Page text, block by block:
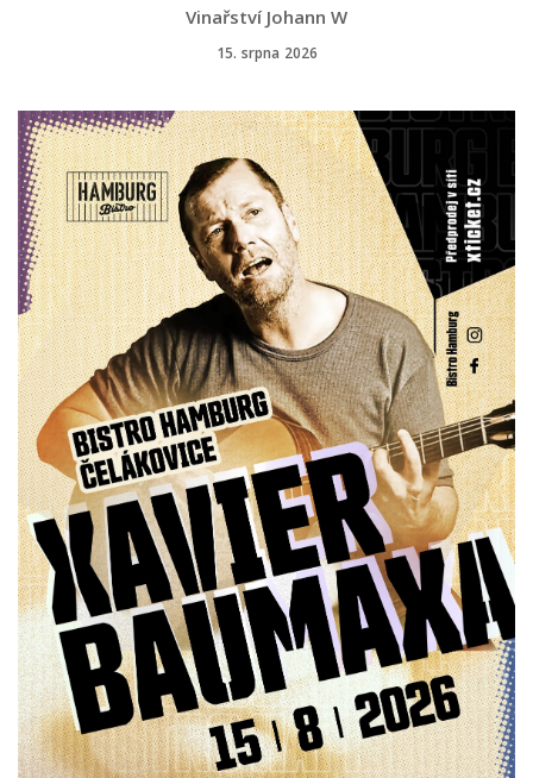
Vinařství Johann W
15. srpna 2026